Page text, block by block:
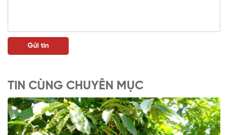
TIN CÙNG CHUYÊN MỤC